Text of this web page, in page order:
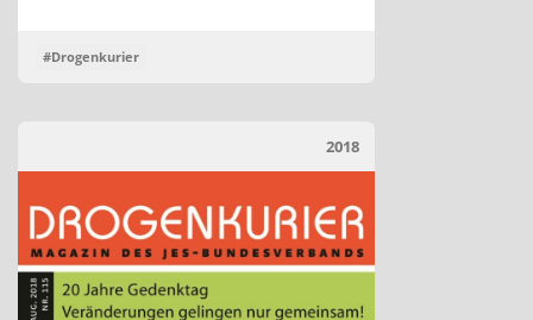
#Drogenkurier
2018